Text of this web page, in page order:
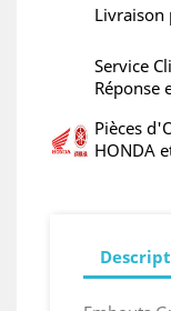
Livraison
Service
Réponse
Pièces
HONDA